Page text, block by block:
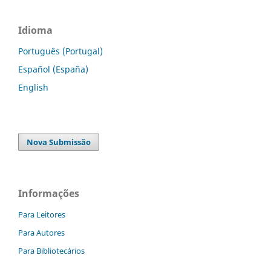
Idioma
Português (Portugal)
Español (España)
English
Nova Submissão
Informações
Para Leitores
Para Autores
Para Bibliotecários